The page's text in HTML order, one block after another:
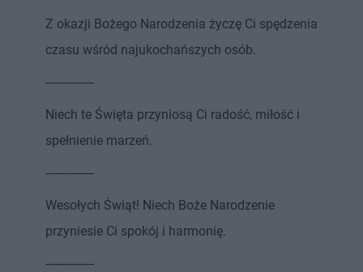
Z okazji Bożego Narodzenia życzę Ci spędzenia
czasu wśród najukochańszych osób.
---------------
Niech te Święta przyniosą Ci radość, miłość i
spełnienie marzeń.
---------------
Wesołych Świąt! Niech Boże Narodzenie
przyniesie Ci spokój i harmonię.
---------------